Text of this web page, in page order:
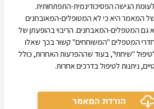
הגישה הפסיכודינמית-התפתחותית.
המאמר היא כי לא המטופלים-המאובחנים
המטפלים-המאבחנים. הריבוי בהופעתן של
המטפלים "המשוחחים" קשור בכך שאלו
"שיחתי", בעוד שההפרעות האחרות, כולל
ניתנות לטיפול בדרכים אחרות.
הורדת המאמר